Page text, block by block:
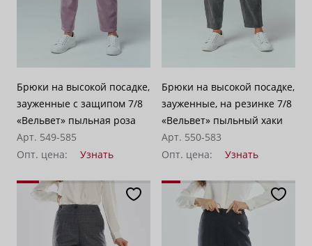
Брюки на высокой посадке,
зауженные с защипом 7/8
«Вельвет» пыльная роза
Арт. 549-585
Опт. цена:
Узнать
Брюки на высокой посадке,
зауженные, на резинке 7/8
«Вельвет» пыльный хаки
Арт. 550-583
Опт. цена:
Узнать